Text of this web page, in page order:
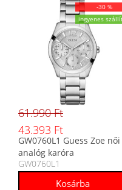
-30 %
ingyenes
61.990 Ft
43.393 Ft
GW0760L1 Guess Zoe női
analóg karóra
GW0760L1